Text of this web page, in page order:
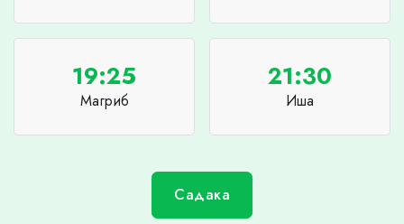
19:25
Магриб
21:30
Иша
Садака